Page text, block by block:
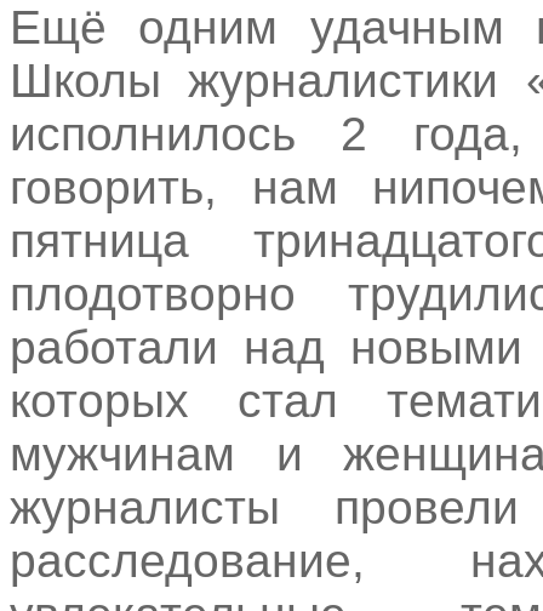
Ещё одним удачным
Школы журналистики
исполнилось 2
говорить, нам
пятница
плодотворно
работали над новыми
которых стал
мужчинам и
журналисты
расследование,